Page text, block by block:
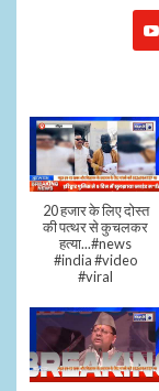
20 हजार के लिए दोस्त
की पत्थर से कुचलकर
हत्या...#news
#india #video
#viral